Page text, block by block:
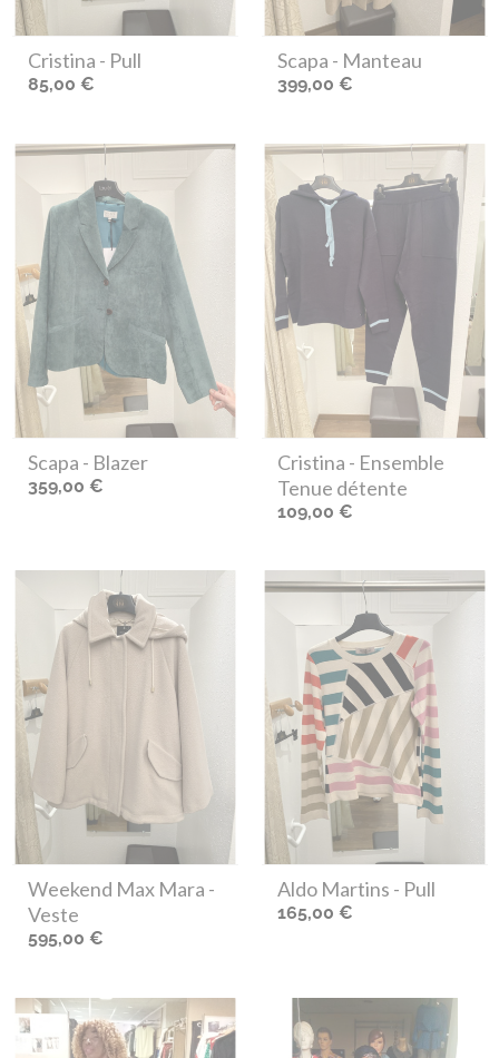
Cristina - Pull
85,00 €
Scapa - Manteau
399,00 €
Scapa - Blazer
359,00 €
Cristina - Ensemble
Tenue détente
109,00 €
Weekend Max Mara -
Veste
595,00 €
Aldo Martins - Pull
165,00 €